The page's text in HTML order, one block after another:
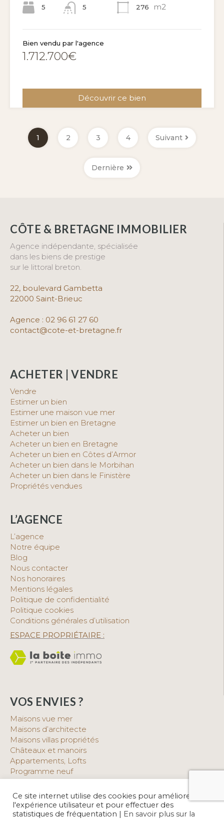
5
5
276
m2
Bien vendu par l'agence
1.712.700€
Découvrir ce bien
1 2 3 4 Suivant
Dernière
CÔTE & BRETAGNE IMMOBILIER
Agence indépendante, spécialisée
dans les biens de prestige
sur le littoral breton.
22, boulevard Gambetta
22000 Saint-Brieuc
Agence : 02 96 61 27 60
contact@cote-et-bretagne.fr
ACHETER | VENDRE
Vendre
Estimer un bien
Estimer une maison vue mer
Estimer un bien en Bretagne
Acheter un bien
Acheter un bien en Bretagne
Acheter un bien en Côtes d’Armor
Acheter un bien dans le Morbihan
Acheter un bien dans le Finistère
Propriétés vendues
L’AGENCE
L’agence
Notre équipe
Blog
Nous contacter
Nos honoraires
Mentions légales
Politique de confidentialité
Politique cookies
Conditions générales d’utilisation
ESPACE PROPRIÉTAIRE :
VOS ENVIES ?
Maisons vue mer
Maisons d’architecte
Maisons villas propriétés
Châteaux et manoirs
Appartements, Lofts
Programme neuf
Belles pierres
Demeure atypique
Maison avec piscine
Ce site internet utilise des cookies pour améliorer
l'expérience utilisateur et pour effectuer des
statistiques de fréquentation | En savoir plus sur la